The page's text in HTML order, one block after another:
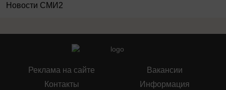
Новости СМИ2
Реклама на сайте
Контакты
Вакансии
Информация